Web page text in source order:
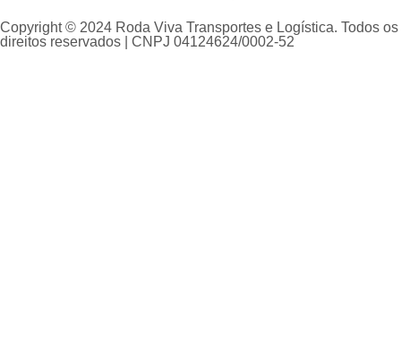
Copyright © 2024 Roda Viva Transportes e Logística. Todos os
direitos reservados | CNPJ 04124624/0002-52